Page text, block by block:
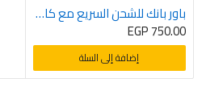
باور بانك للشحن السريع مع كابل ميكرو USB من سامسونج EB P1100C – 15 وات – 10000 ميلي امبير في الساعة – فضي
EGP750.00
إضافة إلى السلة